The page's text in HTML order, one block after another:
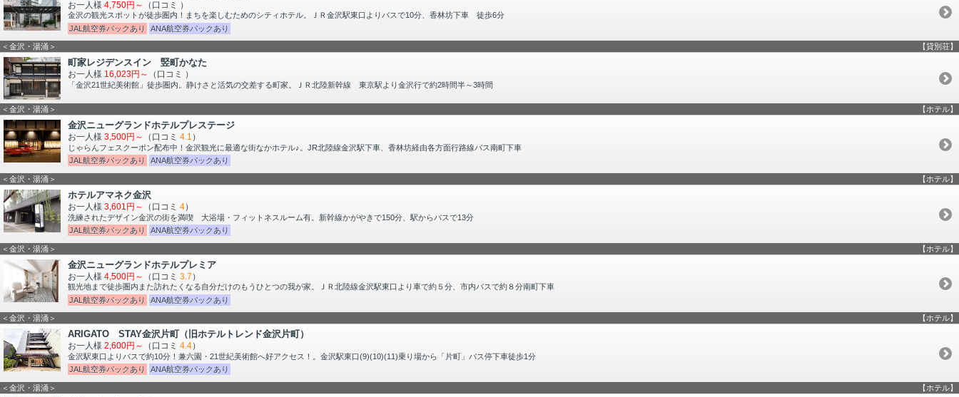
お一人様 4,750円～ （口コミ ）
金沢の観光スポットが徒歩圏内！まちを楽しむためのシティホテル。ＪＲ金沢駅東口よりバスで10分、香林坊下車 徒歩6分
JAL航空券パックあり
ANA航空券パックあり
＜金沢・湯涌＞ 【貸別荘】
町家レジデンスイン 竪町かなた
お一人様 16,023円～ （口コミ ）
「金沢21世紀美術館」徒歩圏内。静けさと活気の交差する町家。ＪＲ北陸新幹線 東京駅より金沢行で約2時間半～3時間
＜金沢・湯涌＞ 【ホテル】
金沢ニューグランドホテルプレステージ
お一人様 3,500円～ （口コミ 4.1 ）
じゃらんフェスクーポン配布中！金沢観光に最適な街なかホテル♪。JR北陸線金沢駅下車、香林坊経由各方面行路線バス南町下車
JAL航空券パックあり
ANA航空券パックあり
＜金沢・湯涌＞ 【ホテル】
ホテルアマネク金沢
お一人様 3,601円～ （口コミ 4）
洗練されたデザイン金沢の街を満喫 大浴場・フィットネスルーム有。新幹線かがやきで150分、駅からバスで13分
JAL航空券パックあり
ANA航空券パックあり
＜金沢・湯涌＞ 【ホテル】
金沢ニューグランドホテルプレミア
お一人様 4,500円～ （口コミ 3.7 ）
観光地まで徒歩圏内また訪れたくなる自分だけのもうひとつの我が家。ＪＲ北陸線金沢駅東口より車で約５分、市内バスで約８分南町下車
JAL航空券パックあり
ANA航空券パックあり
＜金沢・湯涌＞ 【ホテル】
ARIGATO STAY金沢片町（旧ホテルトレンド金沢片町）
お一人様 2,600円～ （口コミ 4.4）
金沢駅東口よりバスで約10分！兼六園・21世紀美術館へ好アクセス！。金沢駅東口(9)(10)(11)乗り場から「片町」バス停下車徒歩1分
JAL航空券パックあり
ANA航空券パックあり
＜金沢・湯涌＞ 【ホテル】